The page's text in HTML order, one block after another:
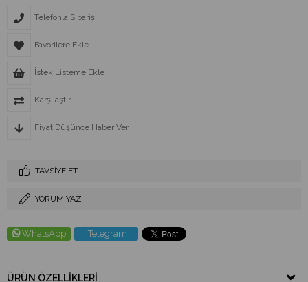
Telefonla Sipariş
Favorilere Ekle
İstek Listeme Ekle
Karşılaştır
Fiyat Düşünce Haber Ver
TAVSIYE ET
YORUM YAZ
WhatsApp Telegram
ÜRÜN ÖZELLIKLERI